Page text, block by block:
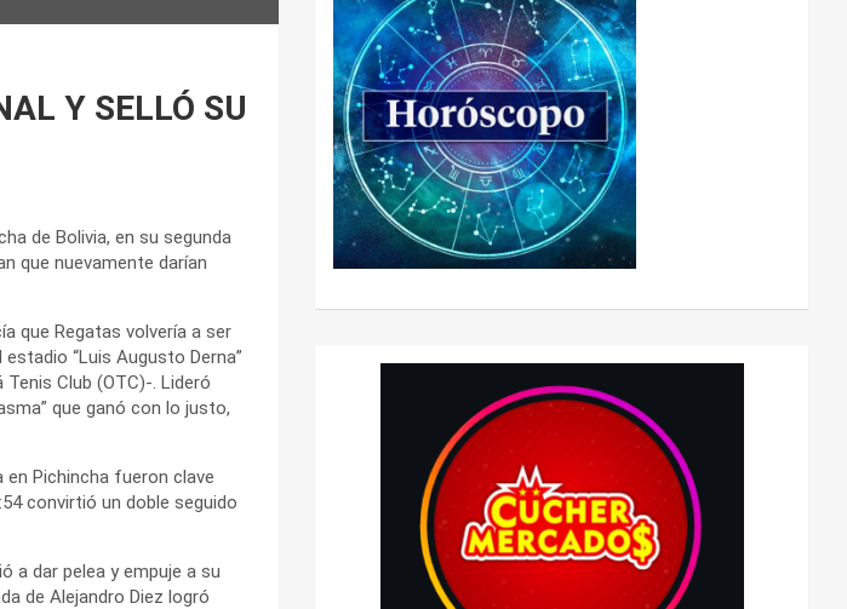
Y SELLÓ SU
de Bolivia, en su segunda
que nuevamente darían
que Regatas volvería a ser
“Luis Augusto Derna”
Club (OTC)-. Lideró
que ganó con lo justo,
Pichincha fueron clave
convirtió un doble seguido
a dar pelea y empuje a su
de Alejandro Diez logró